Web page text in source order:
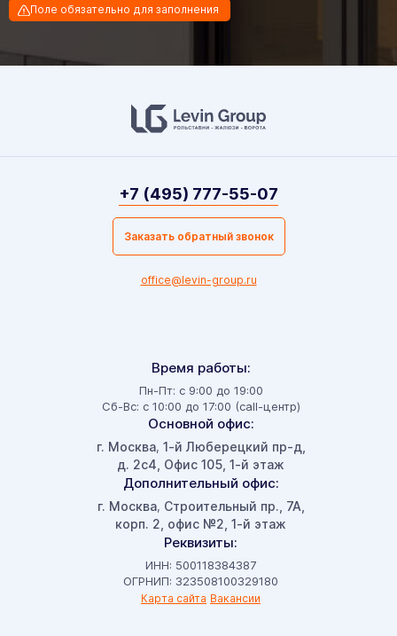
Поле обязательно для заполнения
Время работы:
Пн-Пт: с 9:00 до 19:00
Сб-Вс: с 10:00 до 17:00 (call-центр)
Основной офис:
г. Москва, 1-й Люберецкий пр-д,
д. 2с4, Офис 105, 1-й этаж
Дополнительный офис:
г. Москва, Строительный пр., 7А,
корп. 2, офис №2, 1-й этаж
Реквизиты:
ИНН: 500118384387
ОГРНИП: 323508100329180
Карта сайта Вакансии
+7 (495) 777-55-07
Заказать обратный звонок
office@levin-group.ru